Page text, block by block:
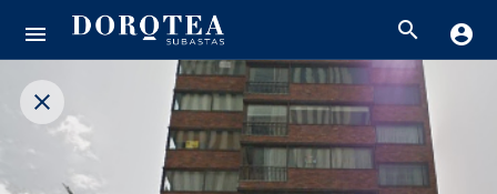
menu search account_circle
close